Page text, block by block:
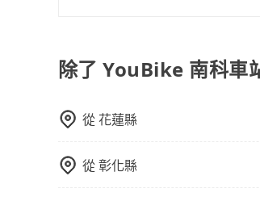
時也確保乘客的權益。
除了 YouBike 南科車
從花蓮縣
從彰化縣